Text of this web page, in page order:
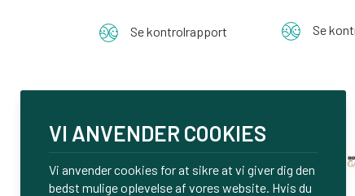
Se kontrolrapport Se
VI ANVENDER COOKIES
Vi anvender cookies for at sikre at vi giver dig den
bedst mulige oplevelse af vores website. Hvis du